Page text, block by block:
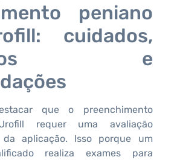
peniano
cuidados,
e
que o preenchimento
requer uma avaliação
aplicação. Isso porque um
realiza exames para